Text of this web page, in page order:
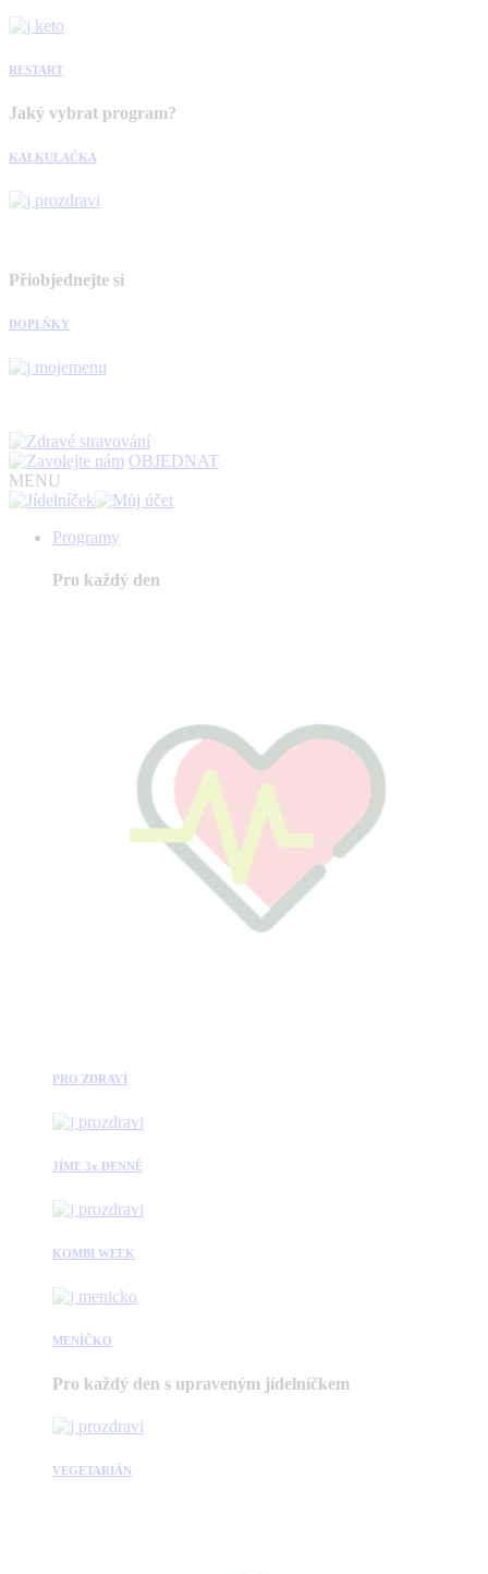
RESTART
Jaký vybrat program?
KALKULAČKA
Přiobjednejte si
DOPLŇKY
OBJEDNAT
MENU
Programy
Pro každý den
PRO ZDRAVÍ
JÍME 3x DENNĚ
KOMBI WEEK
MENÍČKO
Pro každý den s upraveným jídelníčkem
VEGETARIÁN